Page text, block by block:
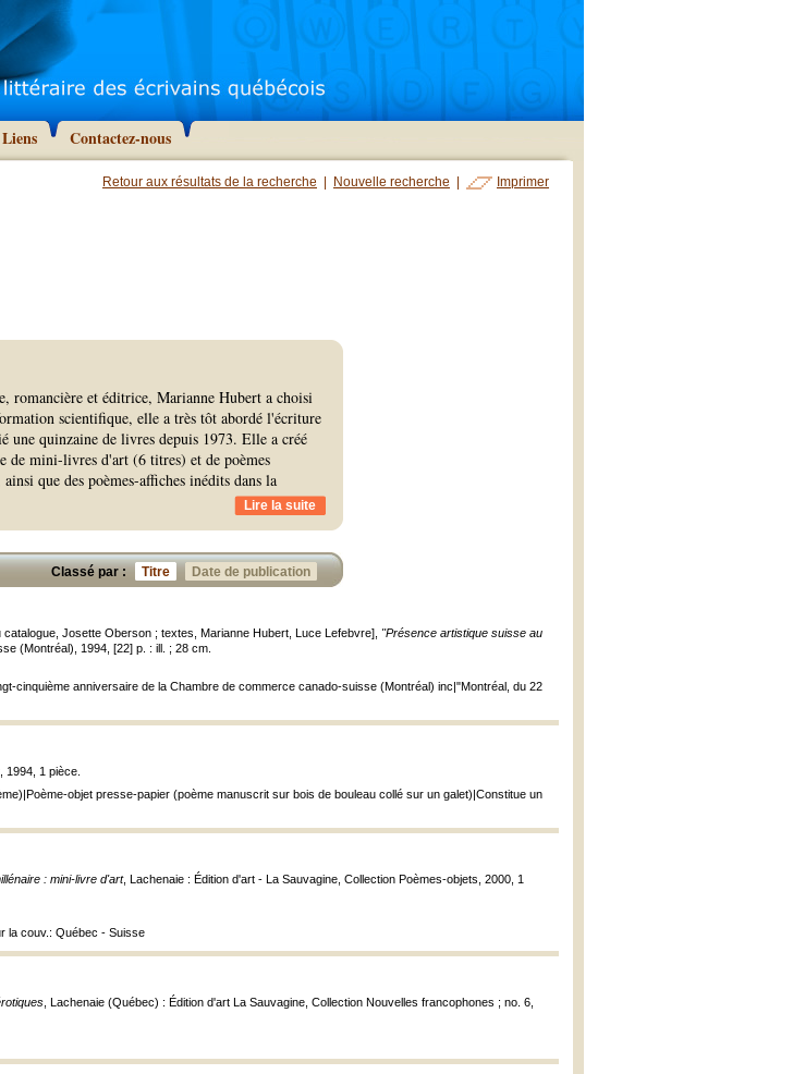
Liens Contactez-nous
Retour aux résultats de la recherche Nouvelle recherche Imprimer
romancière et éditrice, Marianne Hubert a choisi
scientifique, elle a très tôt abordé l'écriture
quinzaine de livres depuis 1973. Elle a créé
de mini-livres d'art (6 titres) et de poèmes
que des poèmes-affiches inédits dans la
Lire la suite
Classé par : Titre Date de publication
Josette Oberson ; textes, Marianne Hubert, Luce Lefebvre], "Présence artistique suisse au
(Montréal), 1994, [22] p. : ill. ; 28 cm.
cinquième anniversaire de la Chambre de commerce canado-suisse (Montréal) inc|"Montréal, du 22
1994, 1 pièce.
objet presse-papier (poème manuscrit sur bois de bouleau collé sur un galet)|Constitue un
: mini-livre d'art, Lachenaie : Édition d'art - La Sauvagine, Collection Poèmes-objets, 2000, 1
la couv.: Québec - Suisse
, Lachenaie (Québec) : Édition d'art La Sauvagine, Collection Nouvelles francophones ; no. 6,